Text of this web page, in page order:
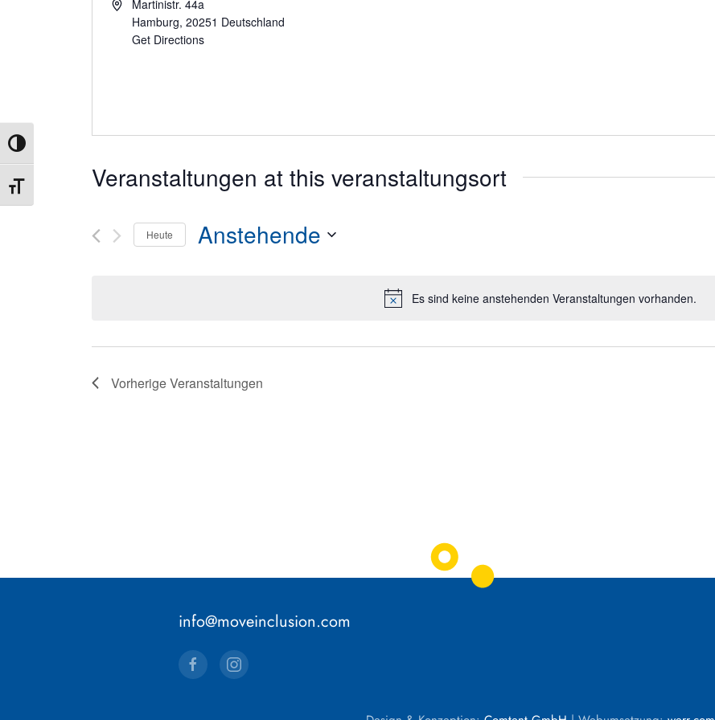
Umschalten auf hohe Kontraste
Schrift vergrößern
Es sind keine anstehenden Veranstaltungen vorhanden.
Martinistr. 44a
Hamburg, 20251 Deutschland
Get Directions
Veranstaltungen at this veranstaltungsort
Heute Anstehende
VorherigeVeranstaltungen
info@moveinclusion.com